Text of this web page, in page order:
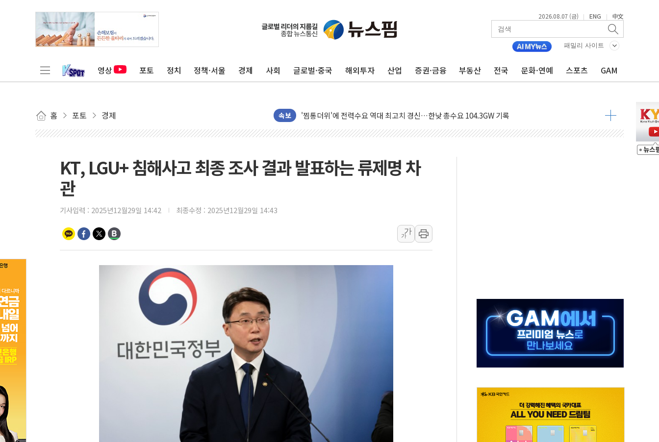
2026.08.07 (금) | ENG | 中文
패밀리 사이트
영상 포토 정치 정책·서울 경제 사회 글로벌·중국 해외투자 산업 증권·금융 부동산 전국 문화·연예 스포츠 GAM
홈 포토 경제 속보
신길동 신축도 3.3㎡당 7250만원…써밋 클라비온 59㎡ 18억원대
용산공원·그린벨트로 또 충돌…반복되는 국토부-서울시 '정책 엇박자'
[코인시황] 비트코인 6만4000달러대 횡보…고래·ETF 매수에도 고유가·금리·입법 지연 '삼중 부담'
[베트남 증시] 유동성 부진 지속, 강보합 마감...석유·가스주 올랐지만 빈그룹이 상쇄
후티 반군, 예멘 정부군과 사우디 동시 공격… 위기 고조되는 또 다른 중동 화약고
42.5도 역대급 폭염…동물들도 특별식으로 여름나기 [뉴스핌 줌인]
포스코홀딩스, 포스코인터·DX 지분 일부 매각
태국 학교서 중학생 총기 난사...최소 7명 사망
李대통령, 호우 피해 경북 안동·의성 특별재난지역 선포
'변기 수리' 집주인에게 흉기 휘두른 30대 세입자…경찰, 현행범 체포
프롬바이오, 10일 거래 재개…"재무구조 개편"
KT, LGU+ 침해사고 최종 조사 결과 발표하는 류제명 차
관
기사입력 : 2025년12월29일 14:42 최종수정 : 2025년12월29일 14:43
가
가